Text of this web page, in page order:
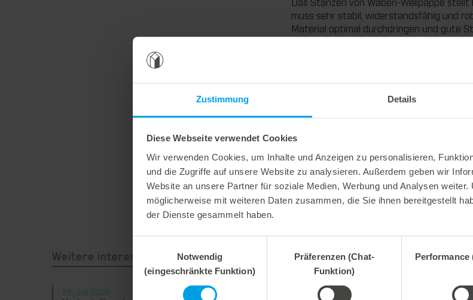
Zustimmung Details
Diese Webseite verwendet Cookies
Wir verwenden Cookies, um Inhalte und Anzeigen zu personalisieren,
und die Zugriffe auf unsere Website zu analysieren. Außerdem geben wir
Website an unsere Partner für soziale Medien, Werbung und Analysen
möglicherweise mit weiteren Daten zusammen, die Sie ihnen bereitgestellt
der Dienste gesammelt haben.
Notwendig
(eingeschränkte Funktion)
Präferenzen (Chat-
Funktion)
Performance
muss sehr stabil, widerstandsfähig und
Material optimal durchdringen und gute
Werkzeuge für Wabenkarton mit
Gegenstanzbelag sowie einer
Michael Kiesel, Verkaufsleiter bei
durch ihre spezielle Ausstattung sowie
bei diesen Spezialwerkzeugen ist vor
Diese beherrschen wir durch unsere
individuell auf die Anforderungen des
führt zu reibungslosen Stanzprozessen
Die beschriebenenSpezialwerkzeuge
Materialien wie Tür-Innenleben,
werden.
Weitere interessante Neuigkeiten
29. Juli 2026 27. Juli 2026